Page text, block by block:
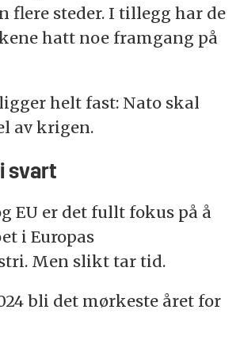
flere steder. I tillegg har de
hatt noe framgang på
helt fast: Nato skal
av krigen.
svart
EU er det fullt fokus på å
i Europas
Men slikt tar tid.
bli det mørkeste året for